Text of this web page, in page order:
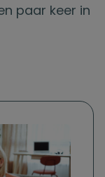
paar keer in